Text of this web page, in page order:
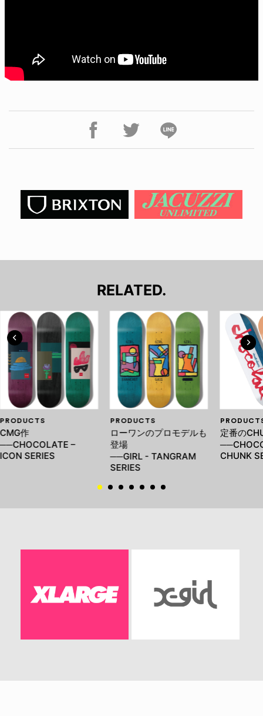
RELATED.
PRODUCTS
CMG作
──CHOCOLATE –
ICON SERIES
PRODUCTS
ローワンのプロモデルも
登場
──GIRL - TANGRAM
SERIES
定番の
CHUNK